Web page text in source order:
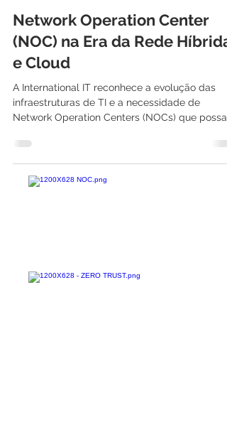
International IT
6 de mai. de 2024
3 min de leitura
Network Operation Center
e Cloud
A International IT reconhece a evolução das
infraestruturas de TI e a necessidade de